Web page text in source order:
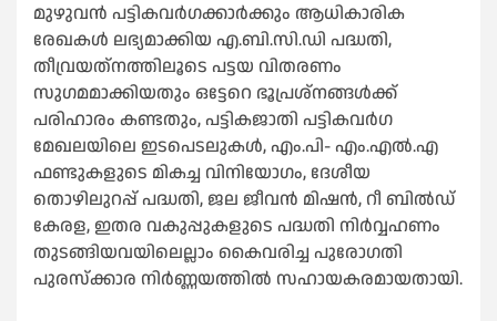
മുഴുവന്‍ പട്ടികവര്‍ഗക്കാര്‍ക്കും ആധികാരിക
രേഖകള്‍ ലഭ്യമാക്കിയ എ.ബി.സി.ഡി പദ്ധതി,
തീവ്രയത്‌നത്തിലൂടെ പട്ടയ വിതരണം
സുഗമമാക്കിയതും ഒട്ടേറെ ഭൂപ്രശ്നങ്ങള്‍ക്ക്
പരിഹാരം കണ്ടതും, പട്ടികജാതി പട്ടികവര്‍ഗ
മേഖലയിലെ ഇടപെടലുകള്‍, എം.പി- എം.എല്‍.എ
ഫണ്ടുകളുടെ മികച്ച വിനിയോഗം, ദേശീയ
തൊഴിലുറപ്പ് പദ്ധതി, ജല ജീവന്‍ മിഷന്‍, റീ ബില്‍ഡ്
കേരള, ഇതര വകുപ്പുകളുടെ പദ്ധതി നിര്‍വ്വഹണം
തുടങ്ങിയവയിലെല്ലാം കൈവരിച്ച പുരോഗതി
പുരസ്‌ക്കാര നിര്‍ണ്ണയത്തില്‍ സഹായകരമായതായി.